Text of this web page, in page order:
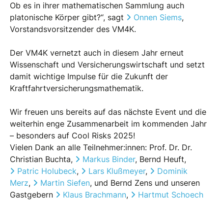
Ob es in ihrer mathematischen Sammlung auch
platonische Körper gibt?“, sagt
Onnen Siems,
Vorstandsvorsitzender des VM4K.
Der VM4K vernetzt auch in diesem Jahr erneut
Wissenschaft und Versicherungswirtschaft und setzt
damit wichtige Impulse für die Zukunft der
Kraftfahrtversicherungsmathematik.
Wir freuen uns bereits auf das nächste Event und die
weiterhin enge Zusammenarbeit im kommenden Jahr
– besonders auf Cool Risks 2025!
Vielen Dank an alle Teilnehmer:innen: Prof. Dr. Dr.
Christian Buchta,
Markus Binder, Bernd Heuft,
Patric Holubeck, Lars Klußmeyer,
Dominik
Merz, Martin Siefen, und Bernd Zens und unseren
Gastgebern
Klaus Brachmann,
Hartmut Schoech